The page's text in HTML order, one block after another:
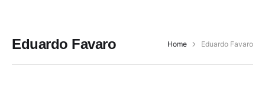
Eduardo Favaro Home Eduardo Favaro